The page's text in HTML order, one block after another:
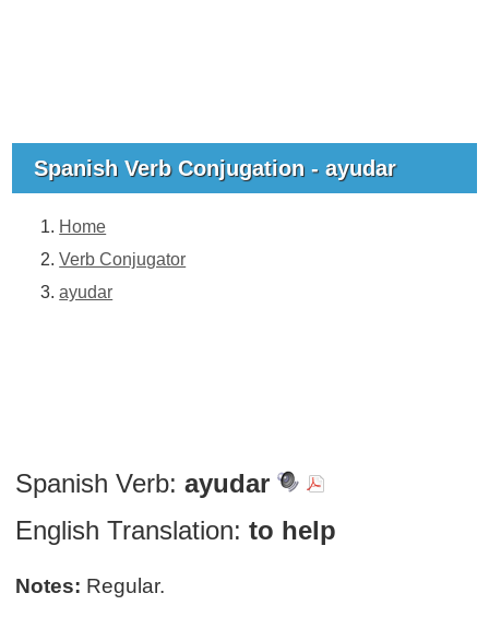
Spanish Verb Conjugation - ayudar
Home
Verb Conjugator
ayudar
Spanish Verb: ayudar
English Translation: to help
Notes: Regular.